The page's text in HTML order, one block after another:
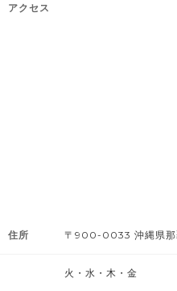
アクセス
住所 〒900-0033 沖縄県那
火・水・木・金